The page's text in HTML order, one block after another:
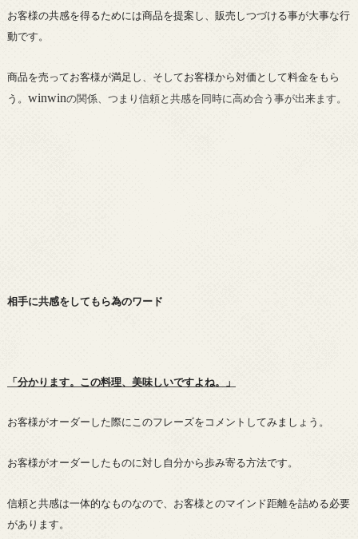
お客様の共感を得るためには商品を提案し、販売しつづける事が大事な行
動です。
商品を売ってお客様が満足し、そしてお客様から対価として料金をもら
う。 winwinの関係、つまり信頼と共感を同時に高め合う事が出来ます。
相手に共感をしてもら為のワード
「分かります。この料理、美味しいですよね。」
お客様がオーダーした際にこのフレーズをコメントしてみましょう。
お客様がオーダーしたものに対し自分から歩み寄る方法です。
信頼と共感は一体的なものなので、お客様とのマインド距離を詰める必要
があります。